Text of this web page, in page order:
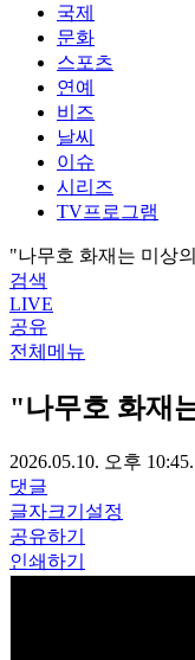
국제
문화
스포츠
연예
비즈
날씨
이슈
시리즈
TV프로그램
"나무호 화재는 미상
검색
LIVE
공유
전체메뉴
"나무호 화재
2026.05.10. 오후 10:45.
댓글
글자크기설정
공유하기
인쇄하기